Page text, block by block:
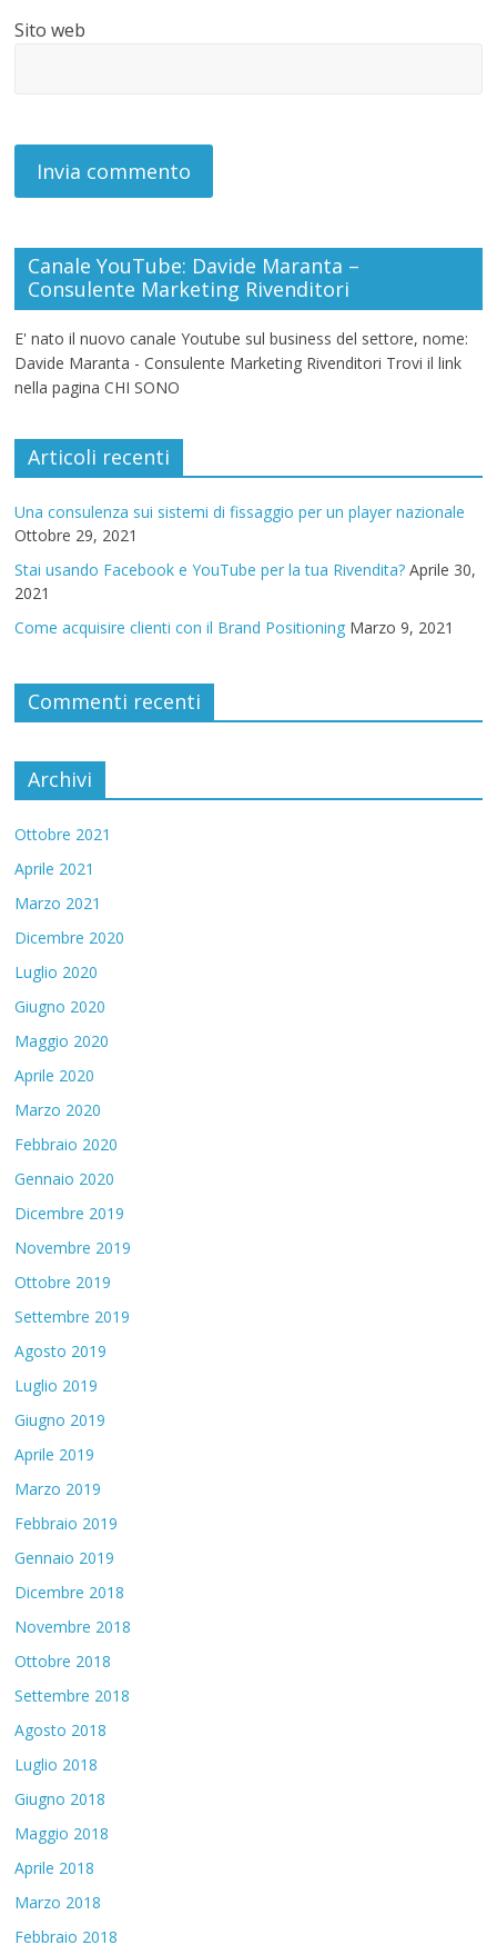
Sito web
Canale YouTube: Davide Maranta –
Consulente Marketing Rivenditori
E' nato il nuovo canale Youtube sul business del settore, nome:
Davide Maranta - Consulente Marketing Rivenditori Trovi il link
nella pagina CHI SONO
Articoli recenti
Una consulenza sui sistemi di fissaggio per un player nazionale
Ottobre 29, 2021
Stai usando Facebook e YouTube per la tua Rivendita? Aprile 30,
2021
Come acquisire clienti con il Brand Positioning Marzo 9, 2021
Commenti recenti
Archivi
Ottobre 2021
Aprile 2021
Marzo 2021
Dicembre 2020
Luglio 2020
Giugno 2020
Maggio 2020
Aprile 2020
Marzo 2020
Febbraio 2020
Gennaio 2020
Dicembre 2019
Novembre 2019
Ottobre 2019
Settembre 2019
Agosto 2019
Luglio 2019
Giugno 2019
Aprile 2019
Marzo 2019
Febbraio 2019
Gennaio 2019
Dicembre 2018
Novembre 2018
Ottobre 2018
Settembre 2018
Agosto 2018
Luglio 2018
Giugno 2018
Maggio 2018
Aprile 2018
Marzo 2018
Febbraio 2018